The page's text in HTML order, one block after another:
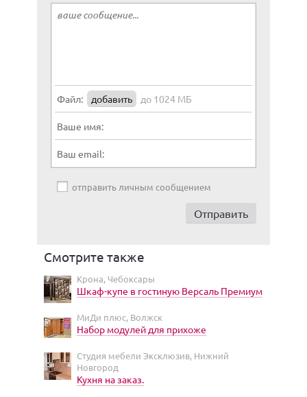
Файл: добавить до 1024 МБ
Ваше имя:
Ваш email:
отправить личным сообщением
Смотрите также
Крона, Чебоксары
Шкаф-купе в гостиную Версаль Премиум
МиДи плюс, Волжск
Набор модулей для прихоже
Студия мебели Эксклюзив, Нижний
Новгород
Кухня на заказ.